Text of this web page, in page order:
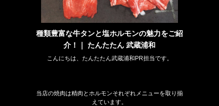
種類豊富な牛タンと塩ホルモンの魅力をご紹
介！｜ たんたたん 武蔵浦和
こんにちは、たんたたん武蔵浦和PR担当です。
当店の焼肉は精肉とホルモンそれぞれメニューを取り揃
えています。